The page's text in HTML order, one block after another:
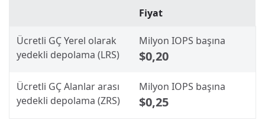
Fiyat
Ücretli GÇ Yerel olarak
yedekli depolama (LRS)
Milyon IOPS başına
$0,20
Ücretli GÇ Alanlar arası
yedekli depolama (ZRS)
Milyon IOPS başına
$0,25